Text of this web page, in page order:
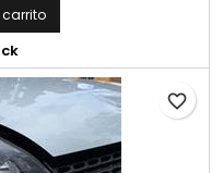
favorite_border